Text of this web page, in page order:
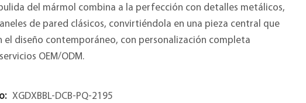
del mármol combina a la perfección con detalles metálicos,
de pared clásicos, convirtiéndola en una pieza central que
el diseño contemporáneo, con personalización completa
OEM/ODM.
XGDXBBL-DCB-PQ-2195